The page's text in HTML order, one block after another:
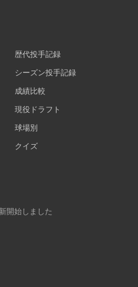
歴代投手記録
シーズン投手記録
成績比較
現役ドラフト
球場別
クイズ
開始しました